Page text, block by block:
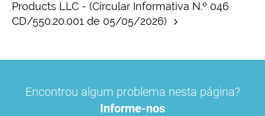
Products LLC - (Circular Informativa N.º 046
CD/550.20.001 de 05/05/2026)
Encontrou algum problema nesta página?
Informe-nos